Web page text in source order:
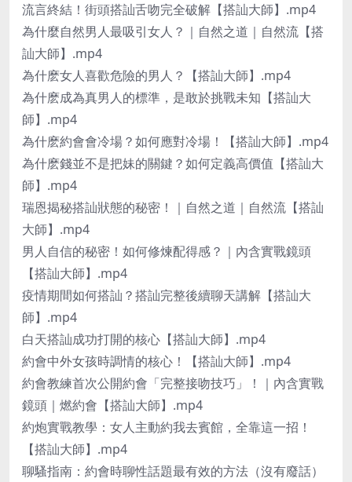
流言終結！街頭搭訕舌吻完全破解【搭訕大師】.mp4
為什麼自然男人最吸引女人？｜自然之道｜自然流【搭
訕大師】.mp4
為什麽女人喜歡危險的男人？【搭訕大師】.mp4
為什麽成為真男人的標準，是敢於挑戰未知【搭訕大
師】.mp4
為什麽約會會冷場？如何應對冷場！【搭訕大師】.mp4
為什麽錢並不是把妹的關鍵？如何定義高價值【搭訕大
師】.mp4
瑞恩揭秘搭訕狀態的秘密！｜自然之道｜自然流【搭訕
大師】.mp4
男人自信的秘密！如何修煉配得感？｜內含實戰鏡頭
【搭訕大師】.mp4
疫情期間如何搭訕？搭訕完整後續聊天講解【搭訕大
師】.mp4
白天搭訕成功打開的核心【搭訕大師】.mp4
約會中外女孩時調情的核心！【搭訕大師】.mp4
約會教練首次公開約會「完整接吻技巧」！｜內含實戰
鏡頭｜燃約會【搭訕大師】.mp4
約炮實戰教學：女人主動約我去賓館，全靠這一招！
【搭訕大師】.mp4
聊騷指南：約會時聊性話題最有效的方法（沒有廢話）